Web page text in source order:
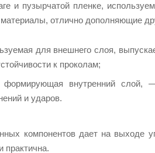
и пузырчатой пленке,
отлично дополняющие
для внешнего слоя,
к проколам;
формирующая внутренний слой,
и ударов.
компонентов дает на выходе
практична.